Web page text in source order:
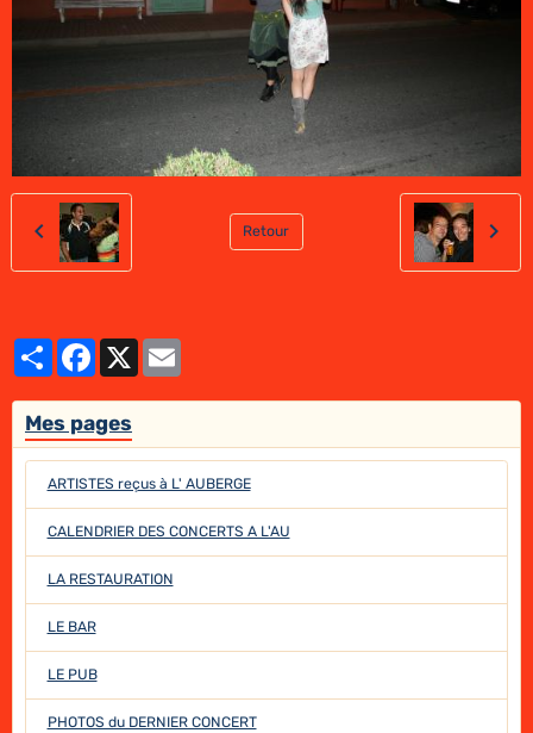
Retour
PartagerFacebook
X
Mes pages
ARTISTES reçus à L' AUBERGE
CALENDRIER DES CONCERTS A L'AU
LA RESTAURATION
LE BAR
LE PUB
PHOTOS du DERNIER CONCERT